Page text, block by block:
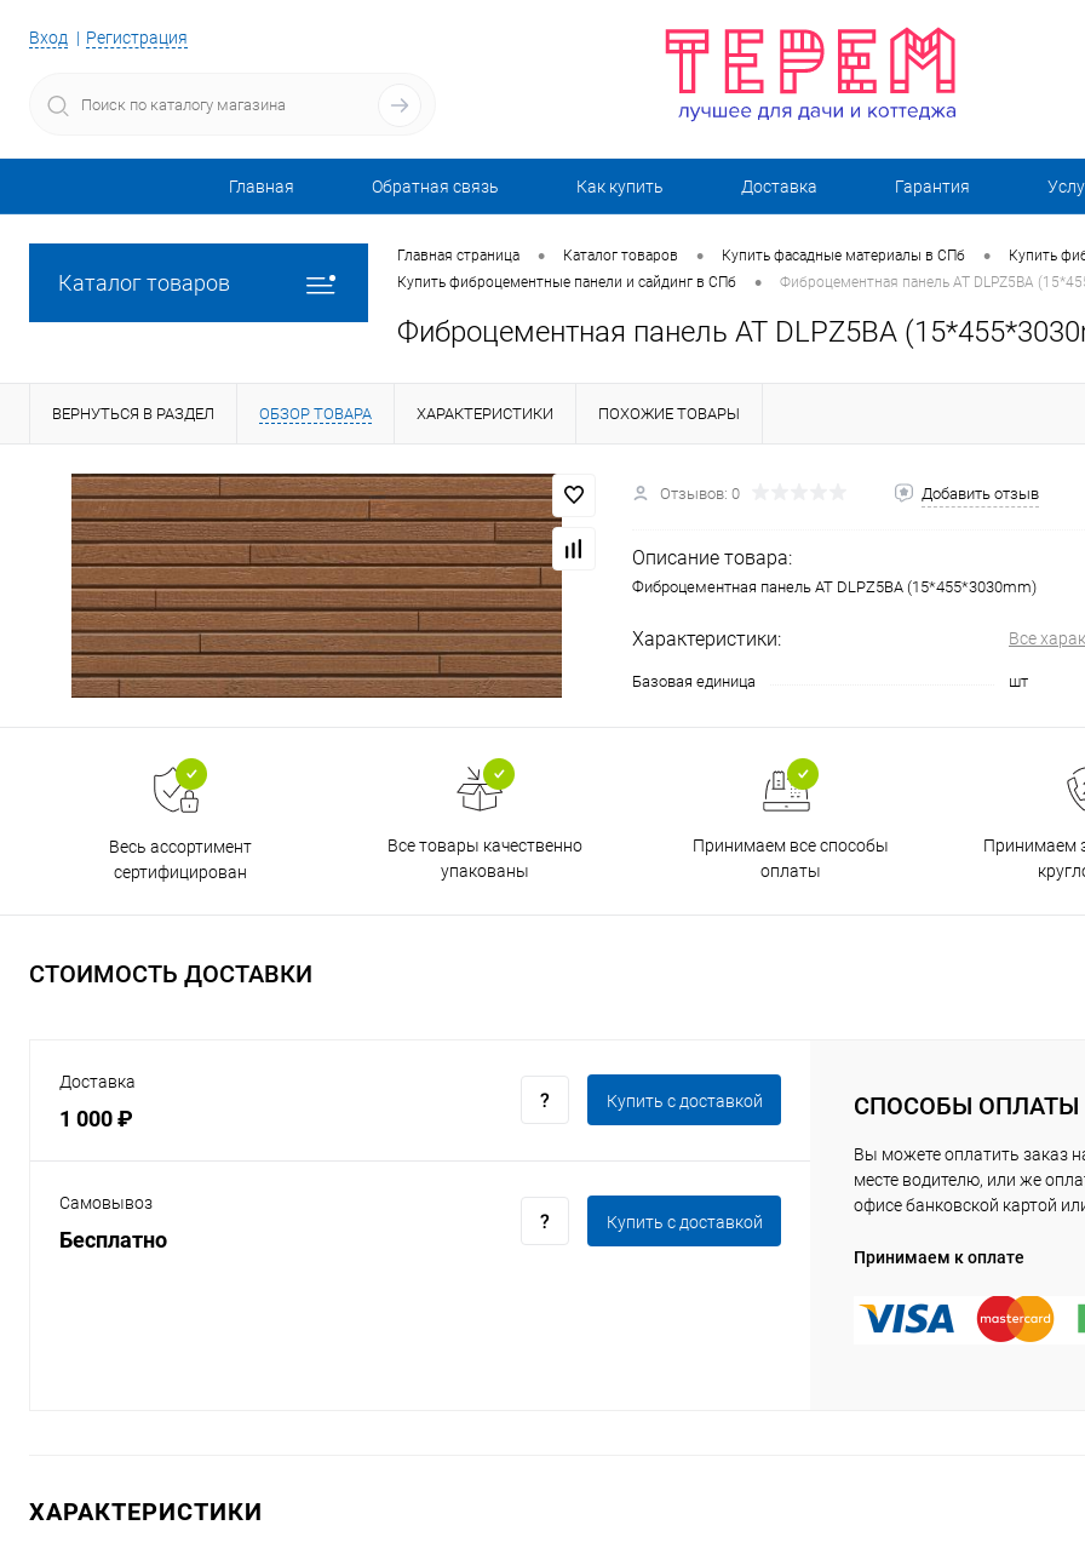
Вход Регистрация
Главная Обратная связь Как купить Доставка Гарантия
Каталог товаров
Главная страница • Каталог товаров • Купить фасадные материалы в СПб • Купить
Купить фиброцементные панели и сайдинг в СПб • Фиброцементная панель AT DLPZ5BA
Фиброцементная панель AT DLPZ5BA
ВЕРНУТЬСЯ В РАЗДЕЛ ОБЗОР ТОВАРА ХАРАКТЕРИСТИКИ ПОХОЖИЕ ТОВАРЫ
Отзывов: 0 Добавить отзыв
Описание товара:
Фиброцементная панель AT DLPZ5BA (15*455*3030mm)
Характеристики: Все
Базовая единица шт
Весь ассортимент
сертифицирован
Все товары качественно
упакованы
Принимаем все способы
оплаты
Принимаем
СТОИМОСТЬ ДОСТАВКИ
Доставка
1 000 ₽
Купить c доставкой
Самовывоз
Бесплатно
Купить c доставкой
СПОСОБЫ ОПЛАТЫ
Вы можете оплатить заказ
месте водителю, или же
офисе банковской картой
Принимаем к оплате
ХАРАКТЕРИСТИКИ